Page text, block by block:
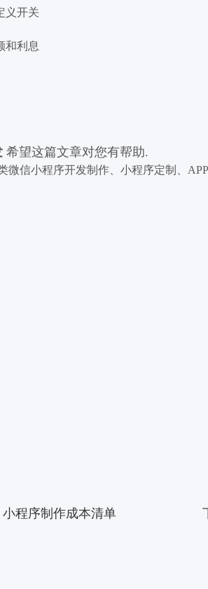
义开关
和利息
希望这篇文章对您有帮助.
微信小程序开发制作、小程序定制、
程序制作成本清单